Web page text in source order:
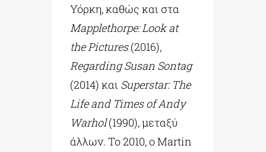
Υόρκη, καθώς και στα
Mapplethorpe: Look at
the Pictures(2016),
Regarding Susan Sontag
(2014) και Superstar: The
Life and Times of Andy
Warhol(1990), μεταξύ
άλλων. Το 2010, ο Martin